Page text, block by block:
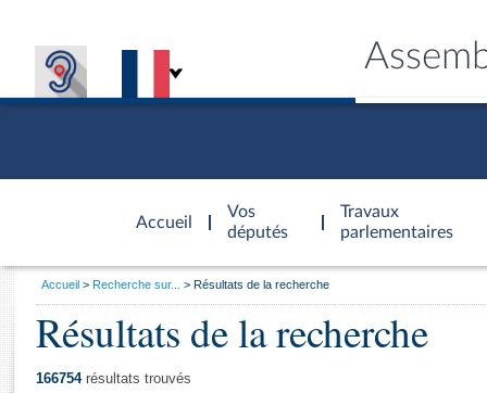
Accueil
d'accueil
Vos
députés
Travaux
parlementaires
Général
Vous
Accueil Recherche sur... Résultats de la recherche
Résultats de la recherche
166754résultats trouvés